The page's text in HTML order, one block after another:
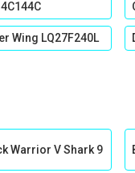
Wing LQ27F240L
Warrior V Shark 9